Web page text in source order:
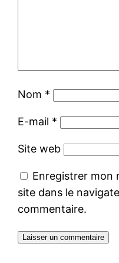
Nom *
E-mail *
Site web
Enregistrer mon
site dans le
commentaire.